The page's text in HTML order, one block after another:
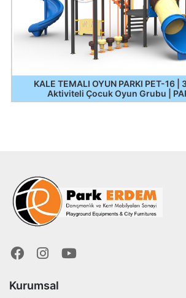
KALE TEMALI OYUN PARKI PET-16 |
Aktiviteli Çocuk Oyun Grubu |
Kurumsal